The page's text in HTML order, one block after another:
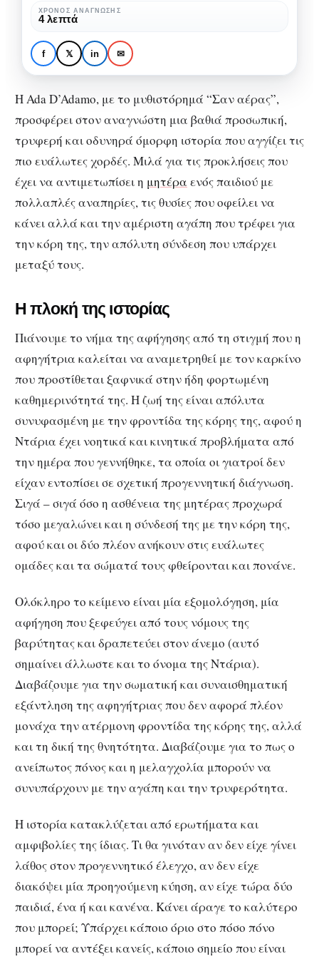
“Σαν αέρας” της Ada D’Adamo:
ένα αυτοβιογραφικό
μυθιστόρημα για την
ευαλωτότητα και την ανάγκη
για συμπερίληψη
D’Adamo:
ένα
αυτοβιογραφικό
μυθιστόρημα
την
ευαλωτότητα
και
την
ανάγκη
για
συμπερίληψη
ΧΡΌΝΟΣ ΑΝΆΓΝΩΣΗΣ
4 λεπτά
f 𝕏 in ✉
Η Ada D’Adamo, με το μυθιστόρημά “Σαν αέρας”,
προσφέρει στον αναγνώστη μια βαθιά προσωπική,
τρυφερή και οδυνηρά όμορφη ιστορία που αγγίζει τις
πιο ευάλωτες χορδές. Μιλά για τις προκλήσεις που
έχει να αντιμετωπίσει η μητέρα ενός παιδιού με
πολλαπλές αναπηρίες, τις θυσίες που οφείλει να
κάνει αλλά και την αμέριστη αγάπη που τρέφει για
την κόρη της, την απόλυτη σύνδεση που υπάρχει
μεταξύ τους.
Η πλοκή της ιστορίας
Πιάνουμε το νήμα της αφήγησης από τη στιγμή που η
αφηγήτρια καλείται να αναμετρηθεί με τον καρκίνο
που προστίθεται ξαφνικά στην ήδη φορτωμένη
καθημερινότητά της. Η ζωή της είναι απόλυτα
συνυφασμένη με την φροντίδα της κόρης της, αφού η
Ντάρια έχει νοητικά και κινητικά προβλήματα από
την ημέρα που γεννήθηκε, τα οποία οι γιατροί δεν
είχαν εντοπίσει σε σχετική προγεννητική διάγνωση.
Σιγά – σιγά όσο η ασθένεια της μητέρας προχωρά
τόσο μεγαλώνει και η σύνδεσή της με την κόρη της,
αφού και οι δύο πλέον ανήκουν στις ευάλωτες
ομάδες και τα σώματά τους φθείρονται και πονάνε.
Ολόκληρο το κείμενο είναι μία εξομολόγηση, μία
αφήγηση που ξεφεύγει από τους νόμους της
βαρύτητας και δραπετεύει στον άνεμο (αυτό
σημαίνει άλλωστε και το όνομα της Ντάρια).
Διαβάζουμε για την σωματική και συναισθηματική
εξάντληση της αφηγήτριας που δεν αφορά πλέον
μονάχα την ατέρμονη φροντίδα της κόρης της, αλλά
και τη δική της θνητότητα. Διαβάζουμε για το πως ο
ανείπωτος πόνος και η μελαγχολία μπορούν να
συνυπάρχουν με την αγάπη και την τρυφερότητα.
Η ιστορία κατακλύζεται από ερωτήματα και
αμφιβολίες της ίδιας. Τι θα γινόταν αν δεν είχε γίνει
λάθος στον προγεννητικό έλεγχο, αν δεν είχε
διακόψει μία προηγούμενη κύηση, αν είχε τώρα δύο
παιδιά, ένα ή και κανένα. Κάνει άραγε το καλύτερο
που μπορεί; Υπάρχει κάποιο όριο στο πόσο πόνο
μπορεί να αντέξει κανείς, κάποιο σημείο που είναι